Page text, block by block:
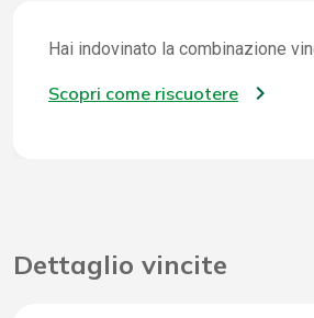
Hai indovinato la combinazione
Scopri come riscuotere
Dettaglio vincite